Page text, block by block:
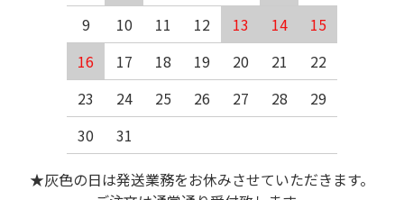
9
10 11 12 13 14
15
16
17 18 19 20 21
22
23
24 25 26 27 28
29
30
31
★灰色の日は発送業務をお休みさせていただきます。